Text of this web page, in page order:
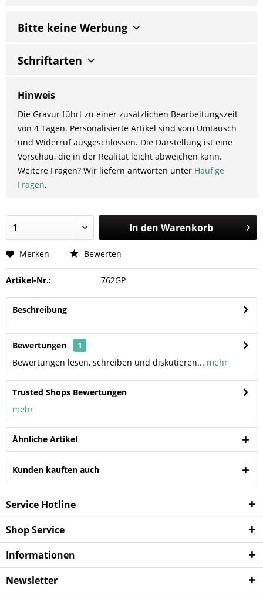
Bitte keine Werbung
Schriftarten
Hinweis
Die Gravur führt zu einer zusätzlichen Bearbeitungszeit
von 4 Tagen. Personalisierte Artikel sind vom Umtausch
und Widerruf ausgeschlossen. Die Darstellung ist eine
Vorschau, die in der Realität leicht abweichen kann.
Weitere Fragen? Wir liefern antworten unter Häufige
Fragen.
In den Warenkorb
Merken Bewerten
Artikel-Nr.: 762GP
Beschreibung
Bewertungen
1
Bewertungen lesen, schreiben und diskutieren... mehr
Trusted Shops Bewertungen
mehr
Ähnliche Artikel
Kunden kauften auch
Service Hotline
Shop Service
Informationen
Newsletter